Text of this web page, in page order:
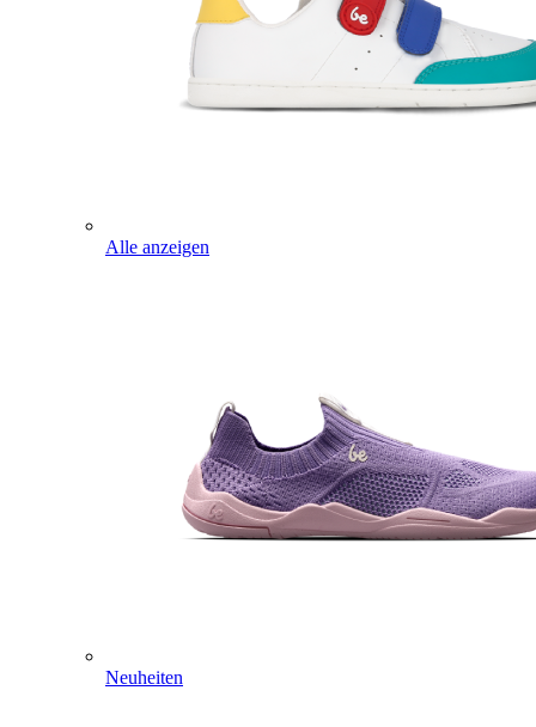
Alle anzeigen
Neuheiten